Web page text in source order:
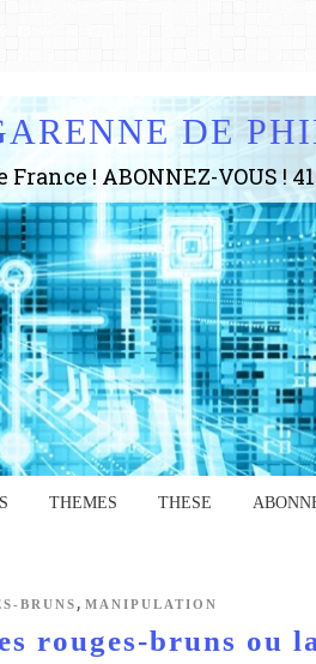
DE
THEMES THESE
BRUNS , MANIPULATION
rouges-bruns ou la